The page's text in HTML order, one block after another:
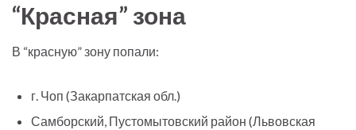
“Красная” зона
В “красную” зону попали:
г. Чоп (Закарпатская обл.)
Самборский, Пустомытовский район (Львовская